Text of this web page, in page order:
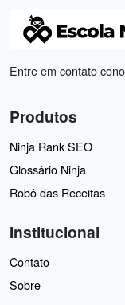
Entre em contato
Produtos
Ninja Rank SEO
Glossário Ninja
Robô das Receitas
Institucional
Contato
Sobre